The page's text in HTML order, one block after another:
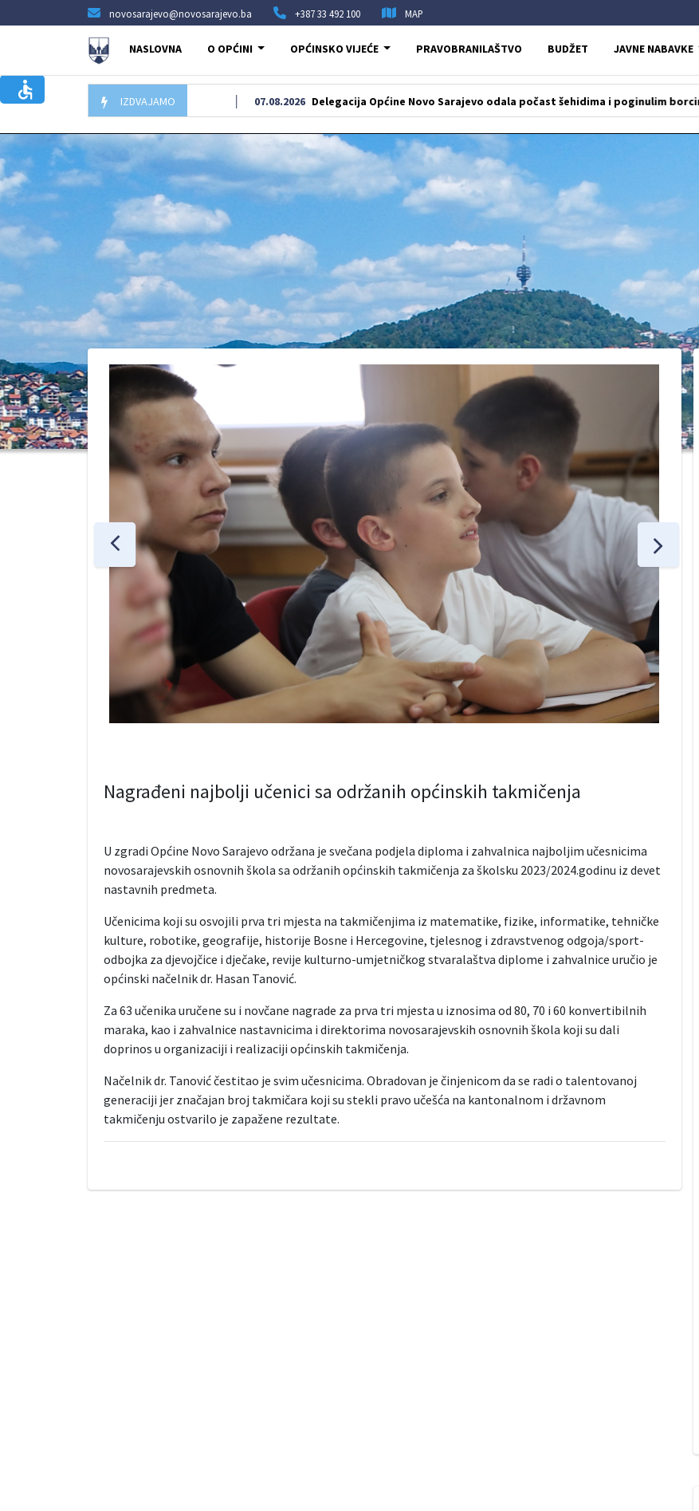
novosarajevo@novosarajevo.ba +387 33 492 100 MAP
NASLOVNA O OPĆINI OPĆINSKO VIJEĆE PRAVOBRANILAŠTVO BUDŽET JAVNE NABAVKE
IZDVAJAMO Delegacija Općine Novo Sarajevo odala počast šehidima i poginulim borcima na Igmanu
Nagrađeni najbolji učenici sa održanih općinskih takmičenja
U zgradi Općine Novo Sarajevo održana je svečana podjela diploma i zahvalnica najboljim učesnicima
novosarajevskih osnovnih škola sa održanih općinskih takmičenja za školsku 2023/2024.godinu iz devet
nastavnih predmeta.
Učenicima koji su osvojili prva tri mjesta na takmičenjima iz matematike, fizike, informatike, tehničke
kulture, robotike, geografije, historije Bosne i Hercegovine, tjelesnog i zdravstvenog odgoja/sport-
odbojka za djevojčice i dječake, revije kulturno-umjetničkog stvaralaštva diplome i zahvalnice uručio je
općinski načelnik dr. Hasan Tanović.
Za 63 učenika uručene su i novčane nagrade za prva tri mjesta u iznosima od 80, 70 i 60 konvertibilnih
maraka, kao i zahvalnice nastavnicima i direktorima novosarajevskih osnovnih škola koji su dali
doprinos u organizaciji i realizaciji općinskih takmičenja.
Načelnik dr. Tanović čestitao je svim učesnicima. Obradovan je činjenicom da se radi o talentovanoj
generaciji jer značajan broj takmičara koji su stekli pravo učešća na kantonalnom i državnom
takmičenju ostvarilo je zapažene rezultate.